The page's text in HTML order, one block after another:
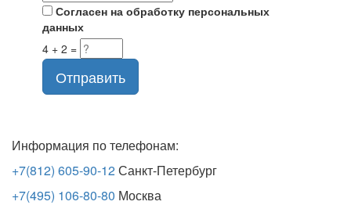
Согласен на обработку персональных
данных
4 + 2 =
Отправить
Информация по телефонам:
+7(812) 605-90-12Санкт-Петербург
+7(495) 106-80-80 Москва